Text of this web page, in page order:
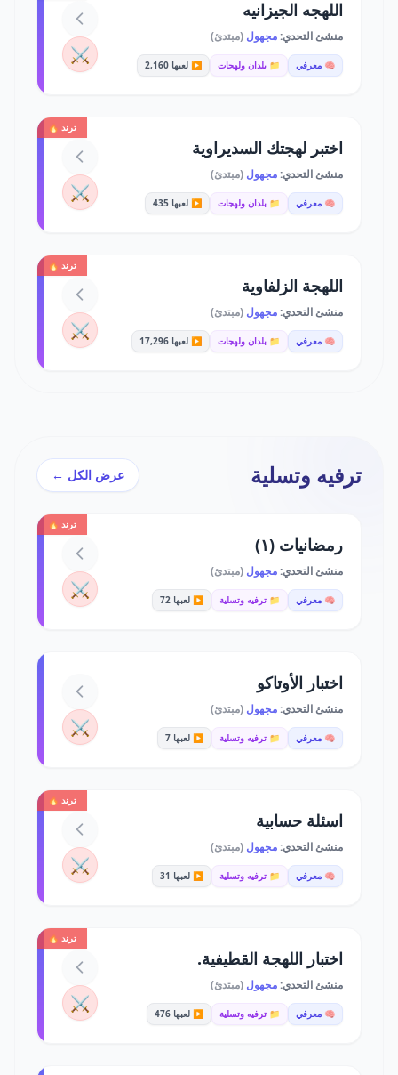
اللهجه الجيزانيه
منشئ التحدي:مجهول (مبتدئ)
🧠 معرفي 📁 بلدان ولهجات ▶️ لعبها 2,160 ⚔️
ترند 🔥
اختبر لهجتك السديراوية
منشئ التحدي:مجهول (مبتدئ)
🧠 معرفي 📁 بلدان ولهجات ▶️ لعبها 435 ⚔️
ترند 🔥
اللهجة الزلفاوية
منشئ التحدي:مجهول (مبتدئ)
🧠 معرفي 📁 بلدان ولهجات ▶️ لعبها 17,296 ⚔️
ترفيه وتسلية عرض الكل ←
ترند 🔥
رمضانيات (١)
منشئ التحدي:مجهول (مبتدئ)
🧠 معرفي 📁 ترفيه وتسلية ▶️ لعبها 72 ⚔️
اختبار الأوتاكو
منشئ التحدي:مجهول (مبتدئ)
🧠 معرفي 📁 ترفيه وتسلية ▶️ لعبها 7 ⚔️
ترند 🔥
اسئلة حسابية
منشئ التحدي:مجهول (مبتدئ)
🧠 معرفي 📁 ترفيه وتسلية ▶️ لعبها 31 ⚔️
ترند 🔥
اختبار اللهجة القطيفية.
منشئ التحدي:مجهول (مبتدئ)
🧠 معرفي 📁 ترفيه وتسلية ▶️ لعبها 476 ⚔️